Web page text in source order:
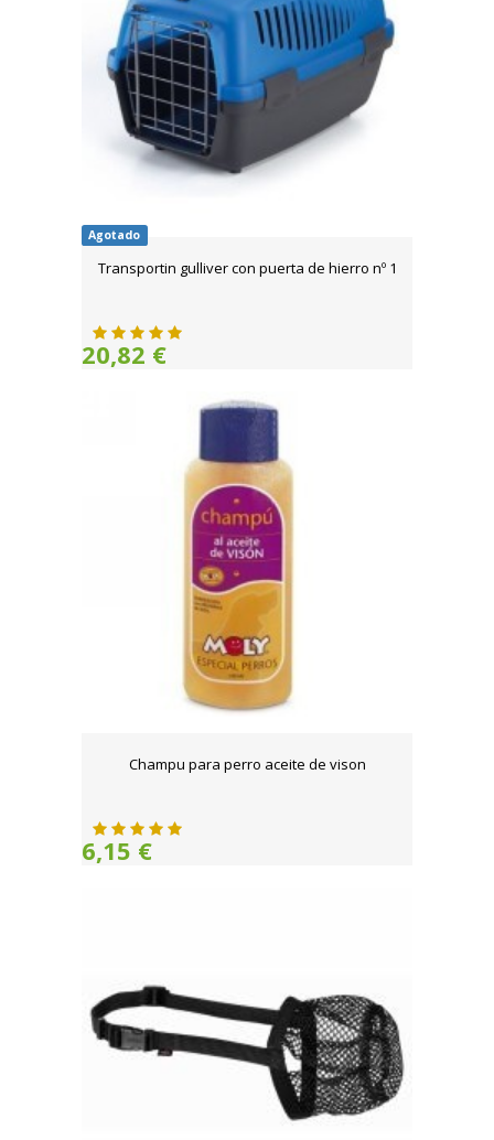
Agotado
Transportin gulliver con puerta de hierro nº 1
20,82 €
Champu para perro aceite de vison
6,15 €